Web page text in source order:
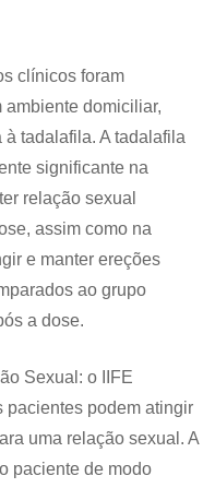
clínicos foram
domiciliar,
tadalafila. A tadalafila
significante na
relação sexual
assim como na
e manter ereções
ao grupo
a dose.
Sexual: o IIFE
pacientes podem atingir
uma relação sexual. A
paciente de modo